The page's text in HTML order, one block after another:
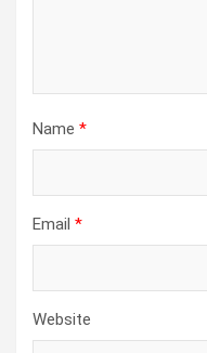
Name *
Email *
Website